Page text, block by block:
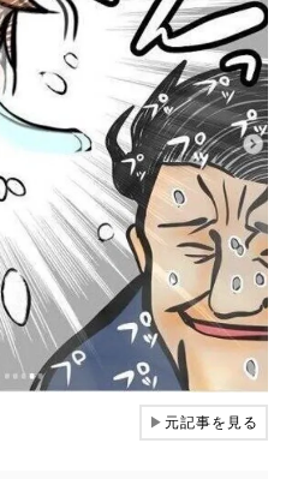
▶元記事を見る